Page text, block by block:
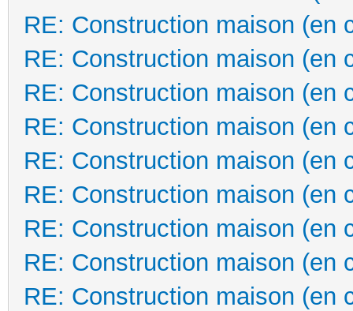
RE: Construction maison (en
RE: Construction maison (en
RE: Construction maison (en
RE: Construction maison (en
RE: Construction maison (en
RE: Construction maison (en
RE: Construction maison (en
RE: Construction maison (en
RE: Construction maison (en